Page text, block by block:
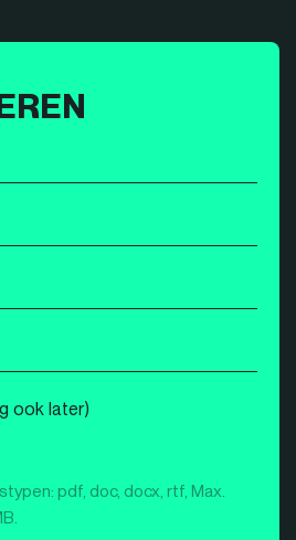
ook later)
pdf, doc, docx, rtf, Max.